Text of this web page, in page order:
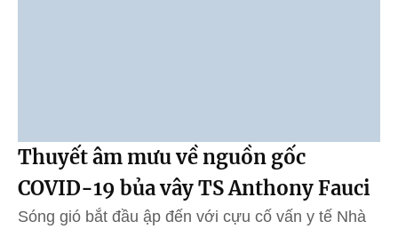
Thuyết âm mưu về nguồn gốc
COVID-19 bủa vây TS Anthony Fauci
Sóng gió bắt đầu ập đến với cựu cố vấn y tế Nhà